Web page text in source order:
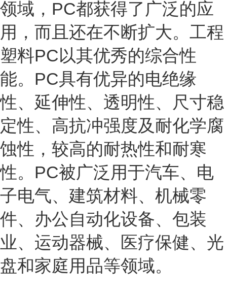
领域，PC都获得了广泛的应
用，而且还在不断扩大。工程
塑料PC以其优秀的综合性
能。PC具有优异的电绝缘
性、延伸性、透明性、尺寸稳
定性、高抗冲强度及耐化学腐
蚀性，较高的耐热性和耐寒
性。PC被广泛用于汽车、电
子电气、建筑材料、机械零
件、办公自动化设备、包装
业、运动器械、医疗保健、光
盘和家庭用品等领域。